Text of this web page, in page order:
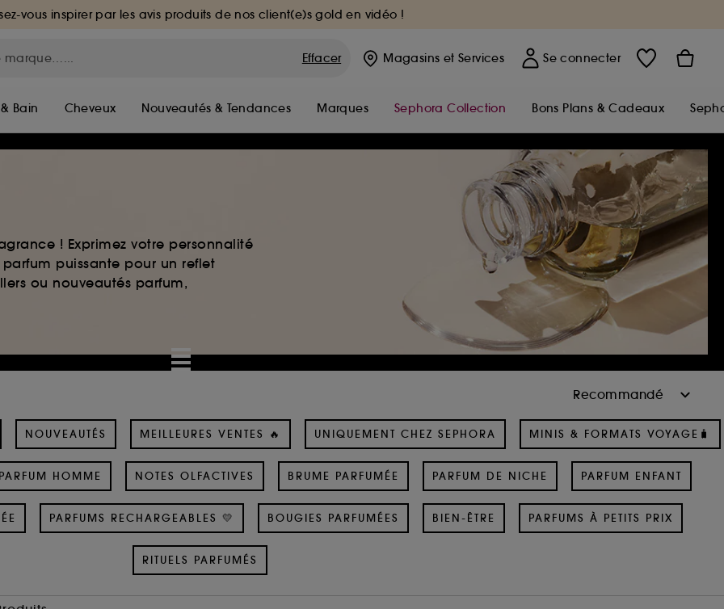
vous inspirer par les avis produits de nos client(e)s gold en vidéo !
Effacer Magasins et Services Se connecter
Bain Cheveux Nouveautés & Tendances Marques Sephora Collection Bons Plans & Cadeaux
! Exprimez votre personnalité
puissante pour un reflet
ou nouveautés parfum,
NOUVEAUTÉS MEILLEURES VENTES 🔥 UNIQUEMENT CHEZ SEPHORA MINIS & FORMATS VOYAGE🧳
PARFUM HOMME NOTES OLFACTIVES BRUME PARFUMÉE PARFUM DE NICHE PARFUM ENFANT
PARFUMS RECHARGEABLES 💛 BOUGIES PARFUMÉES BIEN-ÊTRE PARFUMS À PETITS PRIX
RITUELS PARFUMÉS